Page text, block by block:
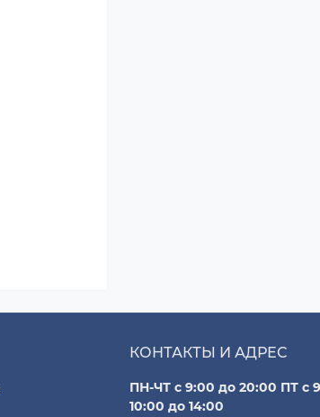
КОНТАКТЫ И АДРЕС
ПН-ЧТ с 9:00 до 20:00 ПТ с
10:00 до 14:00